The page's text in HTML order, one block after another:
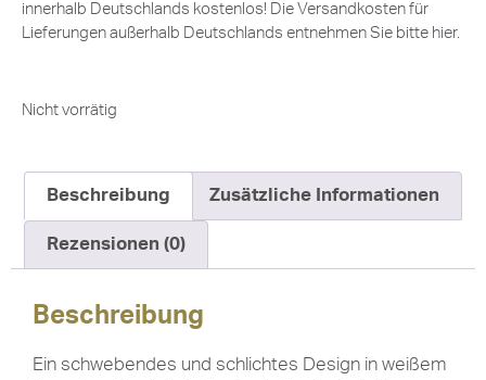
innerhalb Deutschlands kostenlos! Die Versandkosten für
Lieferungen außerhalb Deutschlands entnehmen Sie bitte hier.
Nicht vorrätig
Beschreibung Zusätzliche Informationen
Rezensionen (0)
Beschreibung
Ein schwebendes und schlichtes Design in weißem